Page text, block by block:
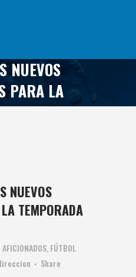
NUEVOS
PARA LA
2021-22
NUEVOS
TEMPORADA
AFICIONADOS FÚTBOL
Share